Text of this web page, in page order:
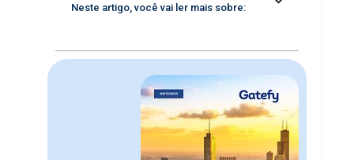
Neste artigo, você vai ler mais sobre: